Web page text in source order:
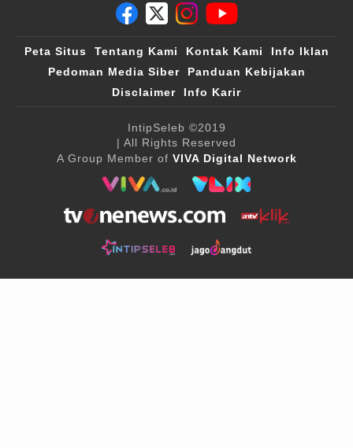
Peta Situs Tentang Kami Kontak Kami
Info Iklan
Pedoman Media Siber
Panduan Kebijakan
Disclaimer
Info Karir
IntipSeleb ©2019
| All Rights Reserved
A Group Member of VIVA Digital Network